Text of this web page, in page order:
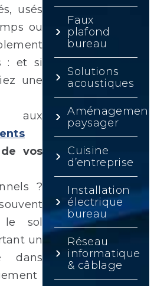
usés
ou
: et si
une
aux
de vos
?
le sol
un
dans
Faux
plafond
bureau
Solutions
acoustiques
Aménagement
paysager
Cuisine
d’entreprise
Installation
électrique
bureau
Réseau
informatique
& câblage